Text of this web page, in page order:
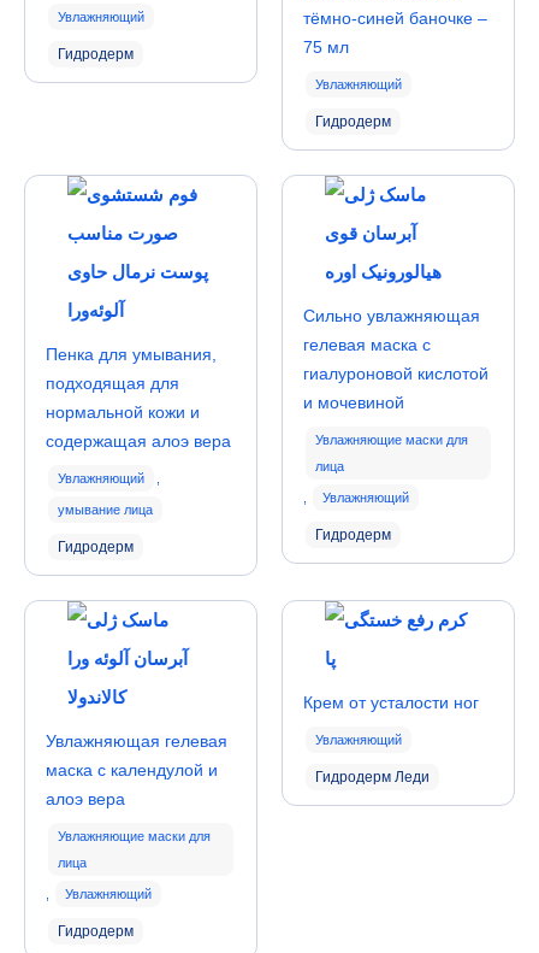
Увлажняющий
Гидродерм
тёмно-синей баночке –
75 мл
Увлажняющий
Гидродерм
Пенка для умывания,
подходящая для
нормальной кожи и
содержащая алоэ вера
Увлажняющий
умывание лица
Гидродерм
Сильно увлажняющая
гелевая маска с
гиалуроновой кислотой
и мочевиной
Увлажняющие маски для
лица
Увлажняющий
Гидродерм
Увлажняющая гелевая
маска с календулой и
алоэ вера
Увлажняющие маски для
лица
Увлажняющий
Гидродерм
Крем от усталости ног
Увлажняющий
Гидродерм Леди